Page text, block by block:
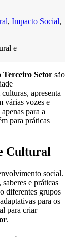
, Impacto Social,
e
Terceiro Setor são
apresenta
várias vozes e
para a
para práticas
Cultural
social.
e práticas
diferentes grupos
para os
para criar
.